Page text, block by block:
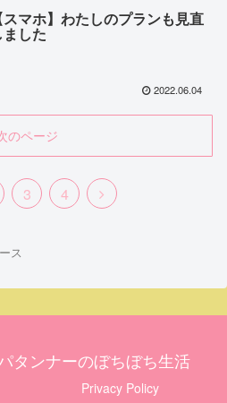
スマホ】わたしのプランも見直
ました
2022.06.04
のページ
3 4
ス
タンナーのぼちぼち生活
Privacy Policy